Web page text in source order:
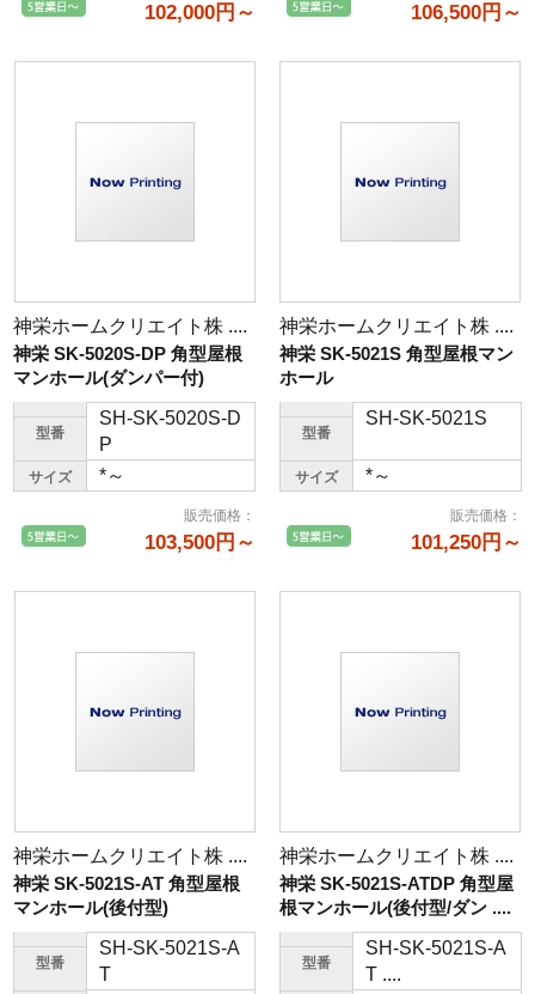
102,000円～ 106,500円～
神栄ホームクリエイト株 ....
神栄 SK-5020S-DP 角型屋根
マンホール(ダンパー付)
型番
SH-SK-5020S-D
P
サイズ *～
販売価格 ：
103,500円～
神栄ホームクリエイト株 ....
神栄 SK-5021S 角型屋根マン
ホール
型番
SH-SK-5021S
サイズ *～
販売価格 ：
101,250円～
神栄ホームクリエイト株 ....
神栄 SK-5021S-AT 角型屋根
マンホール(後付型)
型番
SH-SK-5021S-A
T
神栄ホームクリエイト株 ....
神栄 SK-5021S-ATDP 角型屋
根マンホール(後付型/ダン ....
型番
SH-SK-5021S-A
T ....